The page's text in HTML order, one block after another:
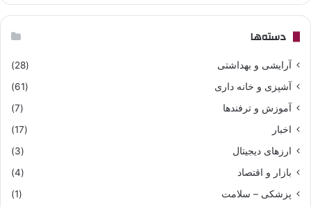
دسته‌ها
آرایشی و بهداشتی
(28)
آشپزی و خانه داری
(61)
آموزش و ترفندها
(7)
اخبار
(17)
ارزهای دیجیتال
(3)
بازار و اقتصاد
(4)
پزشکی – سلامت
(1)